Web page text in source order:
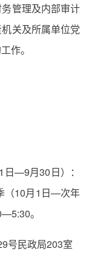
管理及内部审计
关及所属单位党
作。
—9月30日）：
（10月1日—次年
。
号民政局203室